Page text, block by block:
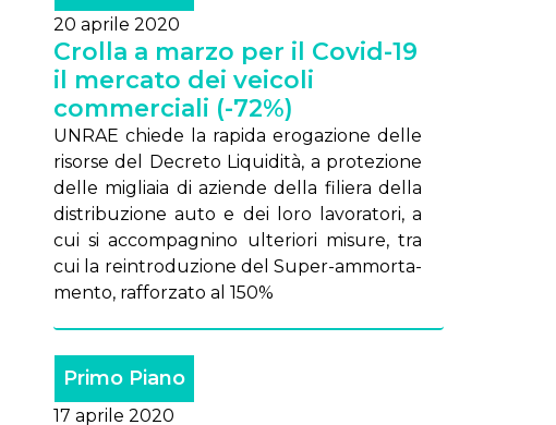
20 aprile 2020
Crolla a marzo per il Covid-19
il mercato dei veicoli
commerciali (-72%)
UN­RAE chie­de la ra­pi­da ero­ga­zio­ne del­le
ri­sor­se del De­cre­to Li­qui­di­tà, a pro­te­zio­ne
del­le mi­glia­ia di azien­de del­la fi­lie­ra del­la
di­stri­bu­zio­ne au­to e dei lo­ro la­vo­ra­to­ri, a
cui si ac­com­pa­gni­no ul­te­rio­ri mi­su­re, tra
cui la rein­tro­du­zio­ne del Su­per-am­mor­ta­
men­to, raf­for­za­to al 150%
Primo Piano
17 aprile 2020